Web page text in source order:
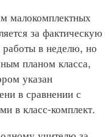
малокомплектных
за фактическую
работы в неделю, но
планом класса,
указан
в сравнении с
в класс-комплект.